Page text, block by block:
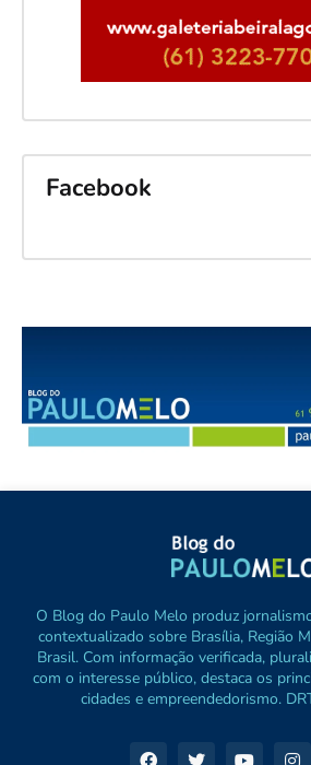
Facebook
O Blog do Paulo Melo produz
contextualizado sobre Brasília, Região
Brasil. Com informação verificada,
com o interesse público, destaca os
cidades e empreendedorismo.